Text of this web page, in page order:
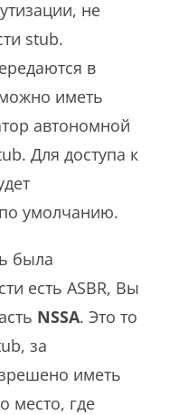
не
stub.
в
иметь
автономной
Для доступа к
умолчанию.
была
есть ASBR, Вы
NSSA. Это то
за
иметь
место, где